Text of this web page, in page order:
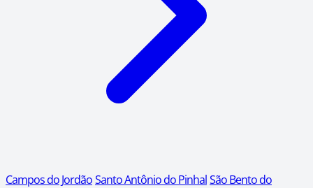
Campos do JordãoSanto Antônio do PinhalSão Bento do